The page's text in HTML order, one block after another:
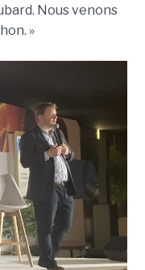
Nous venons
»